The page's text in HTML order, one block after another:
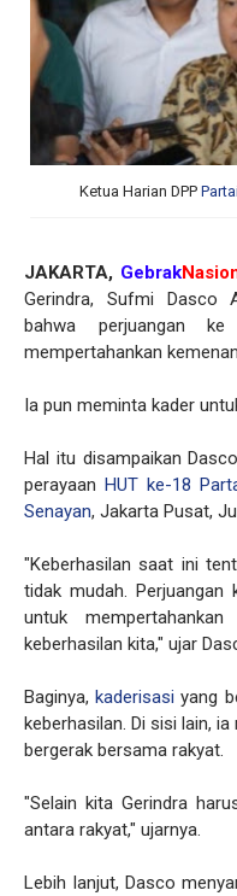
Ketua Harian DPP
JAKARTA, Gebrak
Gerindra, Sufmi Dasco
bahwa perjuangan
mempertahankan
Ia pun meminta kader
Hal itu disampaikan
perayaanHUT ke-18
Senayan, Jakarta Pusat,
"Keberhasilan saat ini
tidak mudah.
untuk
keberhasilan kita," ujar
Baginya,kaderisasi yang
keberhasilan. Di sisi lain,
bergerak bersama rakyat.
"Selain kita Gerindra
antara rakyat," ujarnya.
Lebih lanjut, Dasco